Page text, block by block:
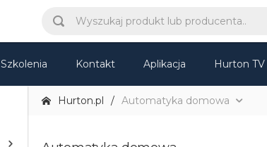
Szkolenia Kontakt Aplikacja Hurton TV
Hurton.pl Automatyka domowa